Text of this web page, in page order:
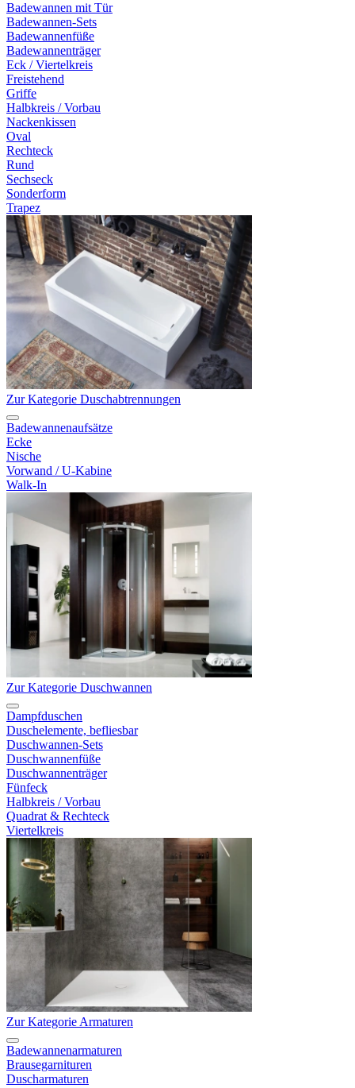
Badewannen mit Tür
Badewannen-Sets
Badewannenfüße
Badewannenträger
Eck / Viertelkreis
Freistehend
Griffe
Halbkreis / Vorbau
Nackenkissen
Oval
Rechteck
Rund
Sechseck
Sonderform
Trapez
Zur Kategorie Duschabtrennungen
Badewannenaufsätze
Ecke
Nische
Vorwand / U-Kabine
Walk-In
Zur Kategorie Duschwannen
Dampfduschen
Duschelemente, befliesbar
Duschwannen-Sets
Duschwannenfüße
Duschwannenträger
Fünfeck
Halbkreis / Vorbau
Quadrat & Rechteck
Viertelkreis
Zur Kategorie Armaturen
Badewannenarmaturen
Brausegarnituren
Duscharmaturen